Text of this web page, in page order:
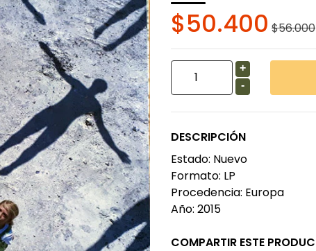
$50.400 $56.000
+
-
DESCRIPCIÓN
Estado: Nuevo
Formato: LP
Procedencia: Europa
Año: 2015
COMPARTIR ESTE